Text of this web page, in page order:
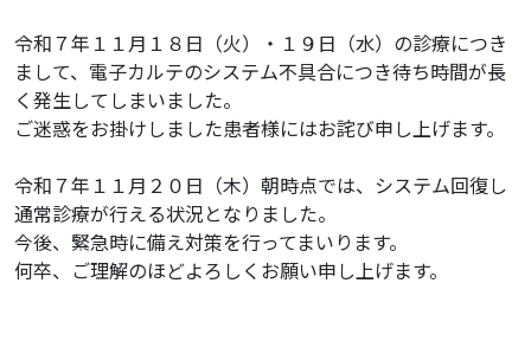
令和７年１１月１８日（火）・１９日（水）の診療につき
まして、電子カルテのシステム不具合につき待ち時間が長
く発生してしまいました。
ご迷惑をお掛けしました患者様にはお詫び申し上げます。
令和７年１１月２０日（木）朝時点では、システム回復し
通常診療が行える状況となりました。
今後、緊急時に備え対策を行ってまいります。
何卒、ご理解のほどよろしくお願い申し上げます。